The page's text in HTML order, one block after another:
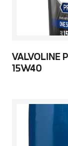
VALVOLINE
15W40